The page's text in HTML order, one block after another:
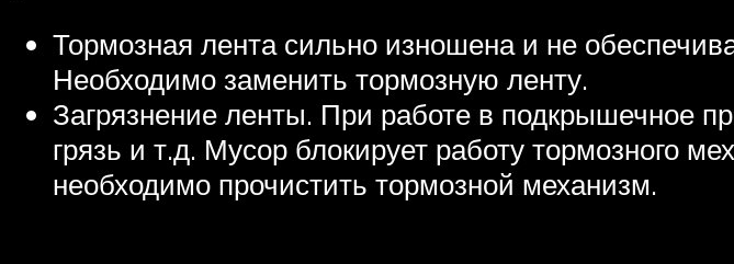
Тормозная лента сильно изношена и не
Необходимо заменить тормозную ленту.
Загрязнение ленты. При работе в подкрышечное
грязь и т.д. Мусор блокирует работу тормозного
необходимо прочистить тормозной механизм.